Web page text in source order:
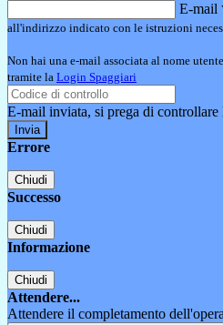
E-mail
all'indirizzo indicato con le istruzioni
Non hai una e-mail associata al nome
tramite la Login Spaggiari
E-mail inviata, si prega di controllare
Errore
Chiudi
Successo
Chiudi
Informazione
Chiudi
Attendere...
Attendere il completamento